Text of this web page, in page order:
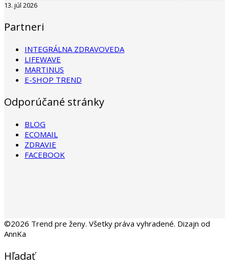
13. júl 2026
Partneri
INTEGRÁLNA ZDRAVOVEDA
LIFEWAVE
MARTINUS
E-SHOP TREND
Odporúčané stránky
BLOG
ECOMAIL
ZDRAVIE
FACEBOOK
©2026 Trend pre ženy. Všetky práva vyhradené. Dizajn od
AnnKa
Hľadať